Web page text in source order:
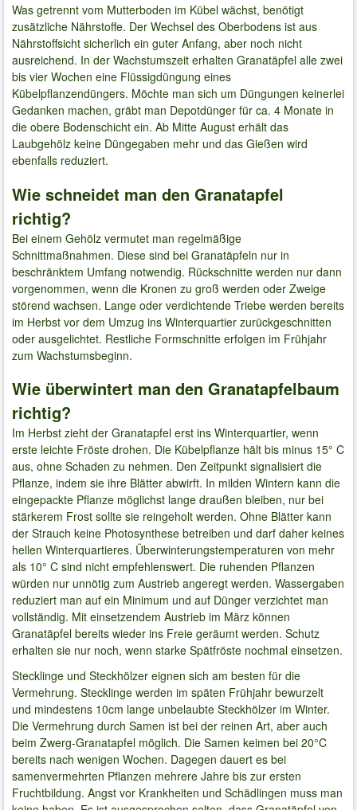
Was getrennt vom Mutterboden im Kübel wächst, benötigt
zusätzliche Nährstoffe. Der Wechsel des Oberbodens ist aus
Nährstoffsicht sicherlich ein guter Anfang, aber noch nicht
ausreichend. In der Wachstumszeit erhalten Granatäpfel alle zwei
bis vier Wochen eine Flüssigdüngung eines
Kübelpflanzendüngers. Möchte man sich um Düngungen keinerlei
Gedanken machen, gräbt man Depotdünger für ca. 4 Monate in
die obere Bodenschicht ein. Ab Mitte August erhält das
Laubgehölz keine Düngegaben mehr und das Gießen wird
ebenfalls reduziert.
Wie schneidet man den Granatapfel
richtig?
Bei einem Gehölz vermutet man regelmäßige
Schnittmaßnahmen. Diese sind bei Granatäpfeln nur in
beschränktem Umfang notwendig. Rückschnitte werden nur dann
vorgenommen, wenn die Kronen zu groß werden oder Zweige
störend wachsen. Lange oder verdichtende Triebe werden bereits
im Herbst vor dem Umzug ins Winterquartier zurückgeschnitten
oder ausgelichtet. Restliche Formschnitte erfolgen im Frühjahr
zum Wachstumsbeginn.
Wie überwintert man den Granatapfelbaum
richtig?
Im Herbst zieht der Granatapfel erst ins Winterquartier, wenn
erste leichte Fröste drohen. Die Kübelpflanze hält bis minus 15° C
aus, ohne Schaden zu nehmen. Den Zeitpunkt signalisiert die
Pflanze, indem sie ihre Blätter abwirft. In milden Wintern kann die
eingepackte Pflanze möglichst lange draußen bleiben, nur bei
stärkerem Frost sollte sie reingeholt werden. Ohne Blätter kann
der Strauch keine Photosynthese betreiben und darf daher keines
hellen Winterquartieres. Überwinterungstemperaturen von mehr
als 10° C sind nicht empfehlenswert. Die ruhenden Pflanzen
würden nur unnötig zum Austrieb angeregt werden. Wassergaben
reduziert man auf ein Minimum und auf Dünger verzichtet man
vollständig. Mit einsetzendem Austrieb im März können
Granatäpfel bereits wieder ins Freie geräumt werden. Schutz
erhalten sie nur noch, wenn starke Spätfröste nochmal einsetzen.
Stecklinge und Steckhölzer eignen sich am besten für die
Vermehrung. Stecklinge werden im späten Frühjahr bewurzelt
und mindestens 10cm lange unbelaubte Steckhölzer im Winter.
Die Vermehrung durch Samen ist bei der reinen Art, aber auch
beim Zwerg-Granatapfel möglich. Die Samen keimen bei 20°C
bereits nach wenigen Wochen. Dagegen dauert es bei
samenvermehrten Pflanzen mehrere Jahre bis zur ersten
Fruchtbildung. Angst vor Krankheiten und Schädlingen muss man